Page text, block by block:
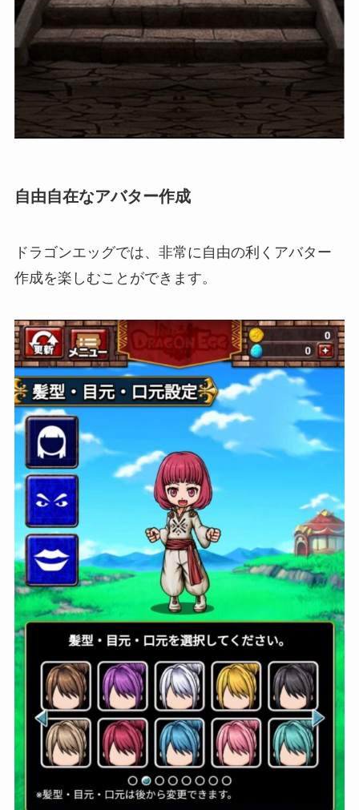
自由自在なアバター作成
ドラゴンエッグでは、 非常に自由の利くアバター
作成を楽しむことができます。